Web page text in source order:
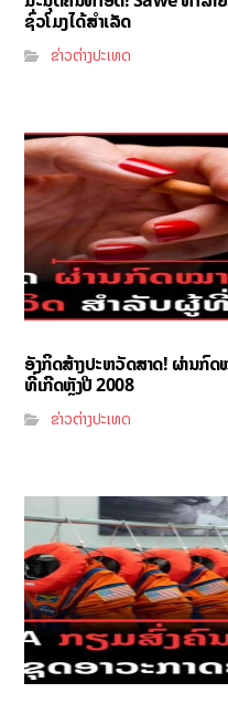
ຊົ່ວໂມງໄດ້ສຳເລັດ
ຂ່າວຕ່າງປະເທດ
ອັງກິດສ້າງປະຫວັດສາດ! ຜ່ານ
ທີ່ເກີດຫຼັງປີ 2008
ຂ່າວຕ່າງປະເທດ